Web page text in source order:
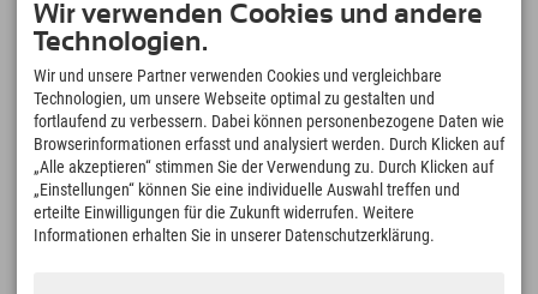
Explorer App
Upload Deiner #ExplorerMoments, Mein
Explorer To Go mit Buchungsübersicht,
Bucketlist, Restaurantübersicht uvm. Jetzt
downloaden!
Zeit für Explorer Moments
166
Bergseen und Erlebnisbäder
4.634km
Pisten zum Skifahren und
Wir verwenden Cookies und andere
Technologien.
Wir und unsere Partner verwenden Cookies und vergleichbare
Technologien, um unsere Webseite optimal zu gestalten und
fortlaufend zu verbessern. Dabei können personenbezogene Daten wie
Browserinformationen erfasst und analysiert werden. Durch Klicken auf
„Alle akzeptieren“ stimmen Sie der Verwendung zu. Durch Klicken auf
„Einstellungen“ können Sie eine individuelle Auswahl treffen und
erteilte Einwilligungen für die Zukunft widerrufen. Weitere
Informationen erhalten Sie in unserer Datenschutzerklärung.